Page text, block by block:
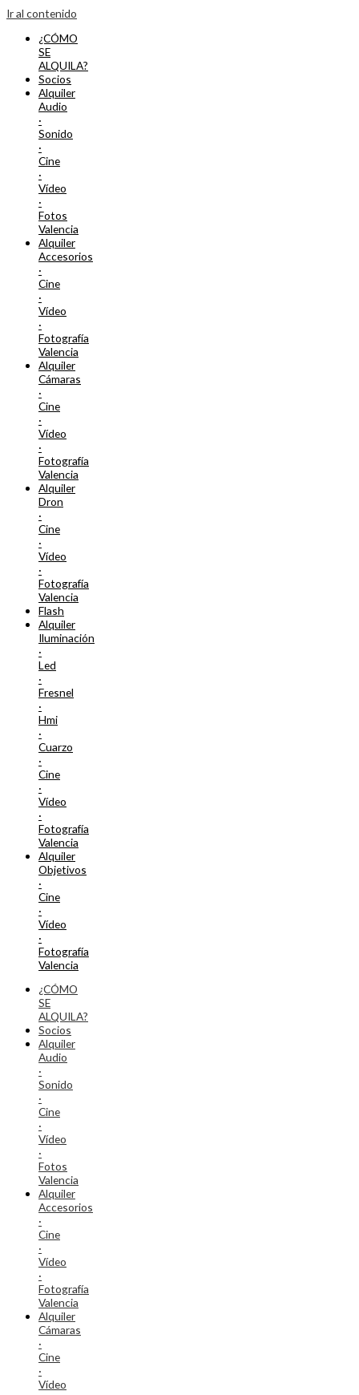
Ir al contenido
¿CÓMO
SE
ALQUILA?
Socios
Alquiler
Audio
·
Sonido
·
Cine
·
Vídeo
·
Fotos
Valencia
Alquiler
Accesorios
·
Cine
·
Vídeo
·
Fotografía
Valencia
Alquiler
Cámaras
·
Cine
·
Vídeo
·
Fotografía
Valencia
Alquiler
Dron
·
Cine
·
Vídeo
·
Fotografía
Valencia
Flash
Alquiler
Iluminación
·
Led
·
Fresnel
·
Hmi
·
Cuarzo
·
Cine
·
Vídeo
·
Fotografía
Valencia
Alquiler
Objetivos
·
Cine
·
Vídeo
·
Fotografía
Valencia
¿CÓMO
SE
ALQUILA?
Socios
Alquiler
Audio
·
Sonido
·
Cine
·
Vídeo
·
Fotos
Valencia
Alquiler
Accesorios
·
Cine
·
Vídeo
·
Fotografía
Valencia
Alquiler
Cámaras
·
Cine
·
Vídeo